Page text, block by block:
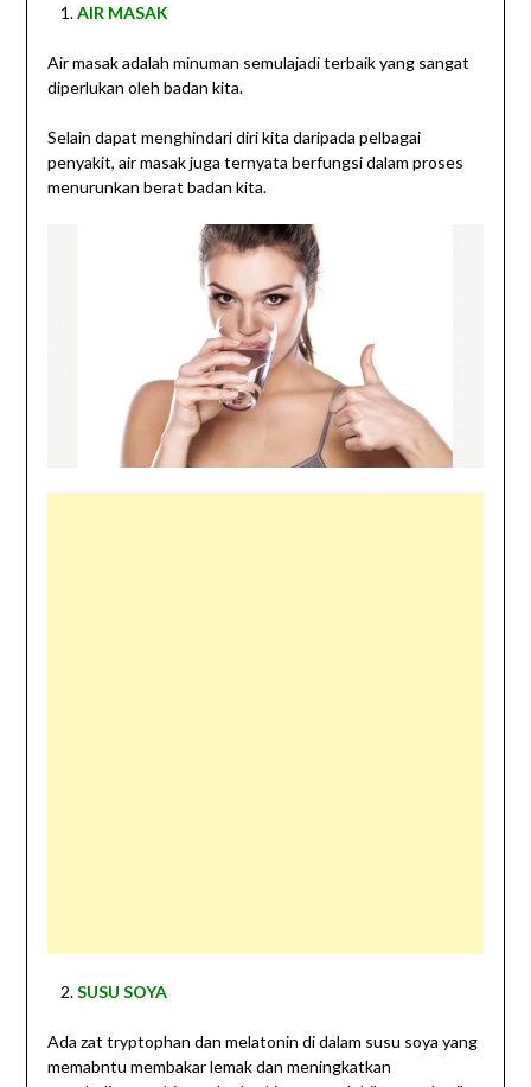
AIR MASAK
Air masak adalah minuman semulajadi terbaik yang sangat
diperlukan oleh badan kita.
Selain dapat menghindari diri kita daripada pelbagai
penyakit, air masak juga ternyata berfungsi dalam proses
menurunkan berat badan kita.
SUSU SOYA
Ada zat tryptophan dan melatonin di dalam susu soya yang
memabntu membakar lemak dan meningkatkan